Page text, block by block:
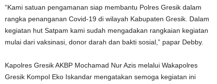
“Kami satuan pengamanan siap membantu Polres Gresik dalam
rangka penanganan Covid-19 di wilayah Kabupaten Gresik. Dalam
kegiatan hut Satpam kami sudah mengadakan rangkaian kegiatan
mulai dari vaksinasi, donor darah dan bakti sosial,” papar Debby.
Kapolres Gresik AKBP Mochamad Nur Azis melalui Wakapolres
Gresik Kompol Eko Iskandar mengatakan semoga kegiatan ini